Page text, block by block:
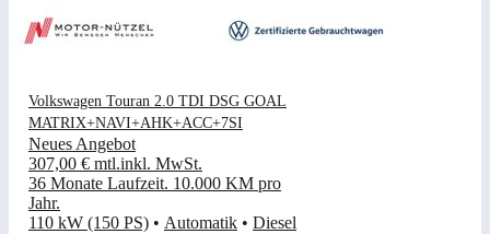
Volkswagen Touran 2.0 TDI DSG GOAL
MATRIX+NAVI+AHK+ACC+7SI
Neues Angebot
307,00 € mtl.inkl. MwSt.
36 Monate Laufzeit. 10.000 KM pro
Jahr.
110 kW (150 PS) • Automatik • Diesel